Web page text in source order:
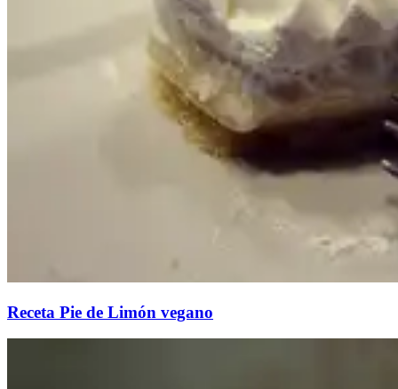
Receta Pie de Limón vegano